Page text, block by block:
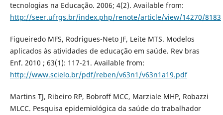
tecnologias na Educação. 2006; 4(2). Available from:
http://seer.ufrgs.br/index.php/renote/article/view/14270/8183
Figueiredo MFS, Rodrigues-Neto JF, Leite MTS. Modelos
aplicados às atividades de educação em saúde. Rev bras
Enf. 2010 ; 63(1): 117-21. Available from:
http://www.scielo.br/pdf/reben/v63n1/v63n1a19.pdf
Martins TJ, Ribeiro RP, Bobroff MCC, Marziale MHP, Robazzi
MLCC. Pesquisa epidemiológica da saúde do trabalhador